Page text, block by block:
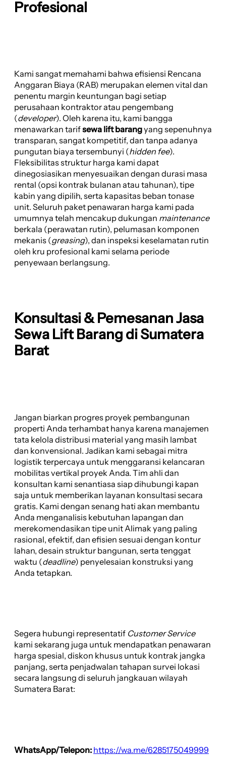
Profesional
Kami sangat memahami bahwa efisiensi Rencana
Anggaran Biaya (RAB) merupakan elemen vital dan
penentu margin keuntungan bagi setiap
perusahaan kontraktor atau pengembang
(developer). Oleh karena itu, kami bangga
menawarkan tarifsewa lift barangyang sepenuhnya
transparan, sangat kompetitif, dan tanpa adanya
pungutan biaya tersembunyi (hidden fee).
Fleksibilitas struktur harga kami dapat
dinegosiasikan menyesuaikan dengan durasi masa
rental (opsi kontrak bulanan atau tahunan), tipe
kabin yang dipilih, serta kapasitas beban tonase
unit. Seluruh paket penawaran harga kami pada
umumnya telah mencakup dukungan maintenance
berkala (perawatan rutin), pelumasan komponen
mekanis (greasing), dan inspeksi keselamatan rutin
oleh kru profesional kami selama periode
penyewaan berlangsung.
Konsultasi & Pemesanan Jasa
Sewa Lift Barang di Sumatera
Barat
Jangan biarkan progres proyek pembangunan
properti Anda terhambat hanya karena manajemen
tata kelola distribusi material yang masih lambat
dan konvensional. Jadikan kami sebagai mitra
logistik terpercaya untuk menggaransi kelancaran
mobilitas vertikal proyek Anda. Tim ahli dan
konsultan kami senantiasa siap dihubungi kapan
saja untuk memberikan layanan konsultasi secara
gratis. Kami dengan senang hati akan membantu
Anda menganalisis kebutuhan lapangan dan
merekomendasikan tipe unit Alimak yang paling
rasional, efektif, dan efisien sesuai dengan kontur
lahan, desain struktur bangunan, serta tenggat
waktu (deadline) penyelesaian konstruksi yang
Anda tetapkan.
Segera hubungi representatif Customer Service
kami sekarang juga untuk mendapatkan penawaran
harga spesial, diskon khusus untuk kontrak jangka
panjang, serta penjadwalan tahapan survei lokasi
secara langsung di seluruh jangkauan wilayah
Sumatera Barat:
WhatsApp/Telepon: https://wa.me/6285175049999